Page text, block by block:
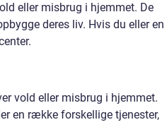
eller misbrug i hjemmet. De
deres liv. Hvis du eller en
vold eller misbrug i hjemmet.
en række forskellige tjenester,